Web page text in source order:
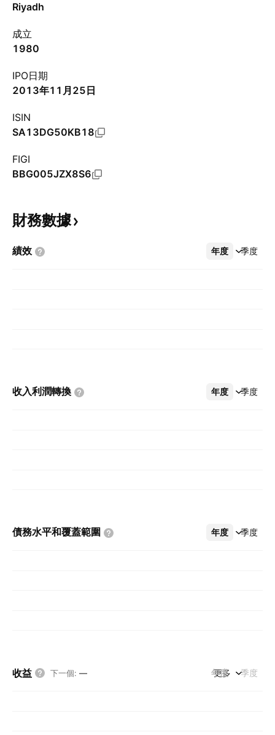
Riyadh
成立
1980
IPO日期
2013年11月25日
ISIN
SA13DG50KB18
FIGI
BBG005JZX8S6
財務數據
績效 年度 季度
更多
收入利潤轉換 年度 季度
更多
債務水平和覆蓋範圍 年度 季度
更多
收益 下一個: — 年度 季度
更多